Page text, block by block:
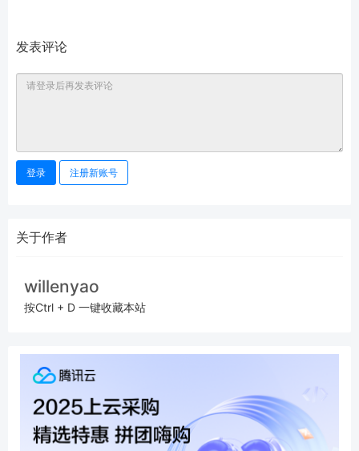
发表评论
登录 注册新账号
关于作者
willenyao
按Ctrl + D 一键收藏本站